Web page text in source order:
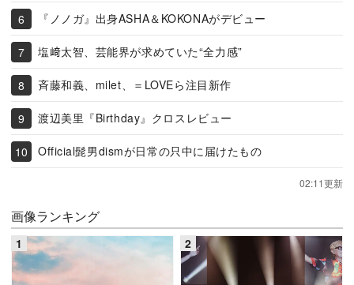
『ノノガ』出身ASHA＆KOKONAがデビュー
塩﨑太智、芸能界が求めていた“全力感”
斉藤和義、milet、＝LOVEら注目新作
渡辺美里『Birthday』クロスレビュー
Official髭男dismが日常の只中に届けたもの
02:11更新
画像ランキング